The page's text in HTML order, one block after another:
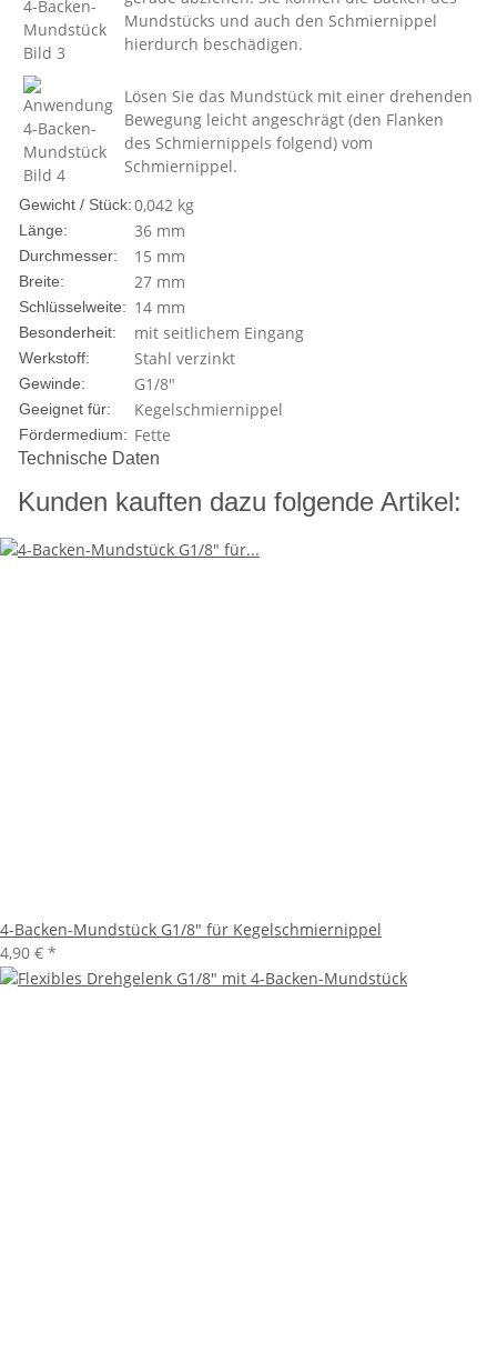
Mundstücks und auch den Schmiernippel
hierdurch beschädigen.
Lösen Sie das Mundstück mit einer drehenden
Bewegung leicht angeschrägt (den Flanken
des Schmiernippels folgend) vom
Schmiernippel.
Technische Daten
Gewicht / Stück:0,042 kg
Länge: 36 mm
Durchmesser: 15 mm
Breite: 27 mm
Schlüsselweite: 14 mm
Besonderheit: mit seitlichem Eingang
Werkstoff: Stahl verzinkt
Gewinde: G1/8"
Geeignet für: Kegelschmiernippel
Fördermedium: Fette
Kunden kauften dazu folgende Artikel:
4-Backen-Mundstück G1/8" für Kegelschmiernippel
4,90 € *